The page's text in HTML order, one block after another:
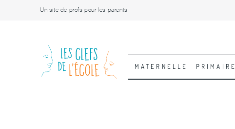
Un site de profs pour les parents
MATERNELLE PRIMAIRE